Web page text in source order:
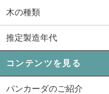
木の種類
推定製造年代
コンテンツを見る
パンカーダのご紹介